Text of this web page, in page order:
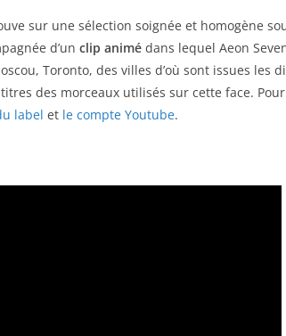
sur une sélection soignée et homogène
d’un clip animé dans lequel Aeon
Toronto, des villes d’où sont issues les
des morceaux utilisés sur cette face.
label et le compte Youtube.